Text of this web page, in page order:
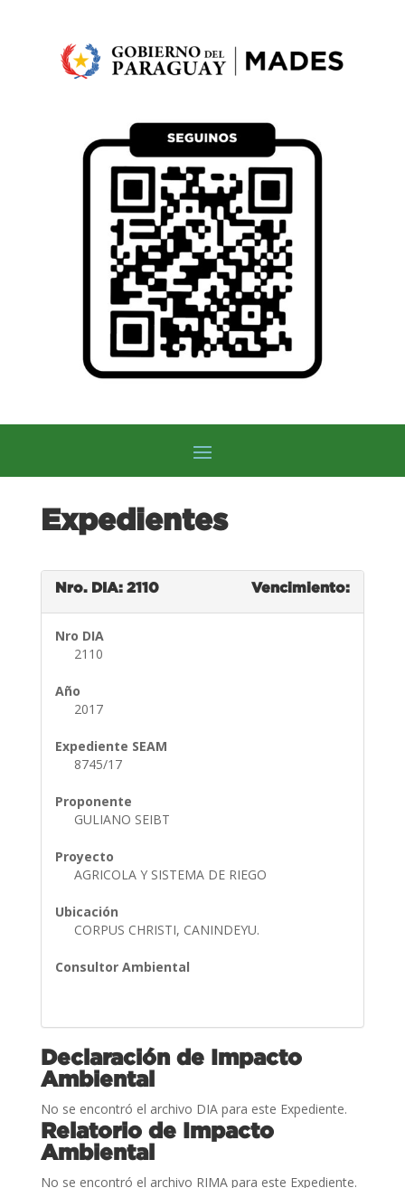
Expedientes
Nro. DIA: 2110 Vencimiento:
Nro DIA
2110
Año
2017
Expediente SEAM
8745/17
Proponente
GULIANO SEIBT
Proyecto
AGRICOLA Y SISTEMA DE RIEGO
Ubicación
CORPUS CHRISTI, CANINDEYU.
Consultor Ambiental
Declaración de Impacto
Ambiental
No se encontró el archivo DIA para este Expediente.
Relatorio de Impacto
Ambiental
No se encontró el archivo RIMA para este Expediente.